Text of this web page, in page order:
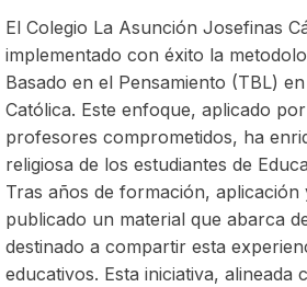
El Colegio La Asunción Josefinas
implementado con éxito la
Basado en el Pensamiento (TBL)
Católica. Este enfoque, aplicado
profesores comprometidos, ha
religiosa de los estudiantes de
Tras años de formación, aplicación
publicado un material que abarca
destinado a compartir esta
educativos. Esta iniciativa,